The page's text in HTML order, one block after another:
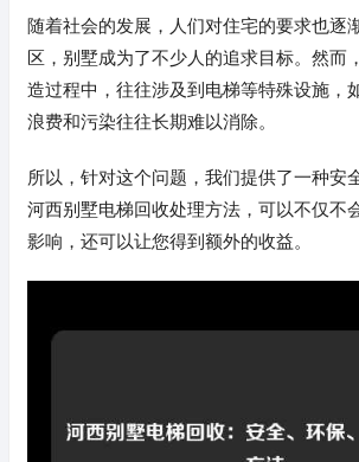
随着社会的发展，人们对住宅的要求也逐
区，别墅成为了不少人的追求目标。然而
造过程中，往往涉及到电梯等特殊设施，
浪费和污染往往长期难以消除。
所以，针对这个问题，我们提供了一种安
河西别墅电梯回收处理方法，可以不仅不
影响，还可以让您得到额外的收益。